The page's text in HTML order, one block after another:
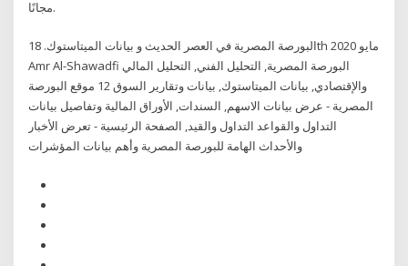
مجانًا.
البورصة المصرية في العصر الحديث و بيانات الميتاستوك. 18th مايو 2020
Amr Al-Shawadfi البورصة المصرية, التحليل الفني, التحليل المالي
والإقتصادي, بيانات الميتاستوك, بيانات وتقارير السوق 12 موقع البورصة
المصرية - عرض بيانات الاسهم, السندات, الأوراق المالية وتفاصيل بيانات
التداول والقواعد التداول والقيد, الصفحة الرئيسية - تعرض الأخبار
والأحداث الهامة للبورصة المصرية وأهم بيانات المؤشرات